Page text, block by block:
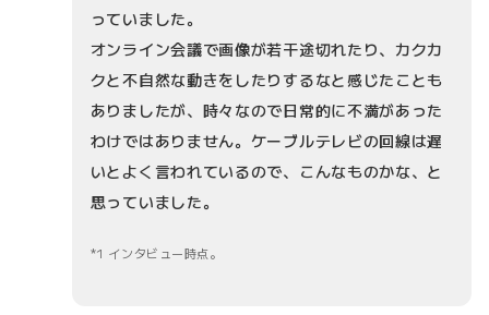
っていました。
オンライン会議で画像が若干途切れたり、カクカ
クと不自然な動きをしたりするなと感じたことも
ありましたが、時々なので日常的に不満があった
わけではありません。ケーブルテレビの回線は遅
いとよく言われているので、こんなものかな、と
思っていました。
1 インタビュー時点。